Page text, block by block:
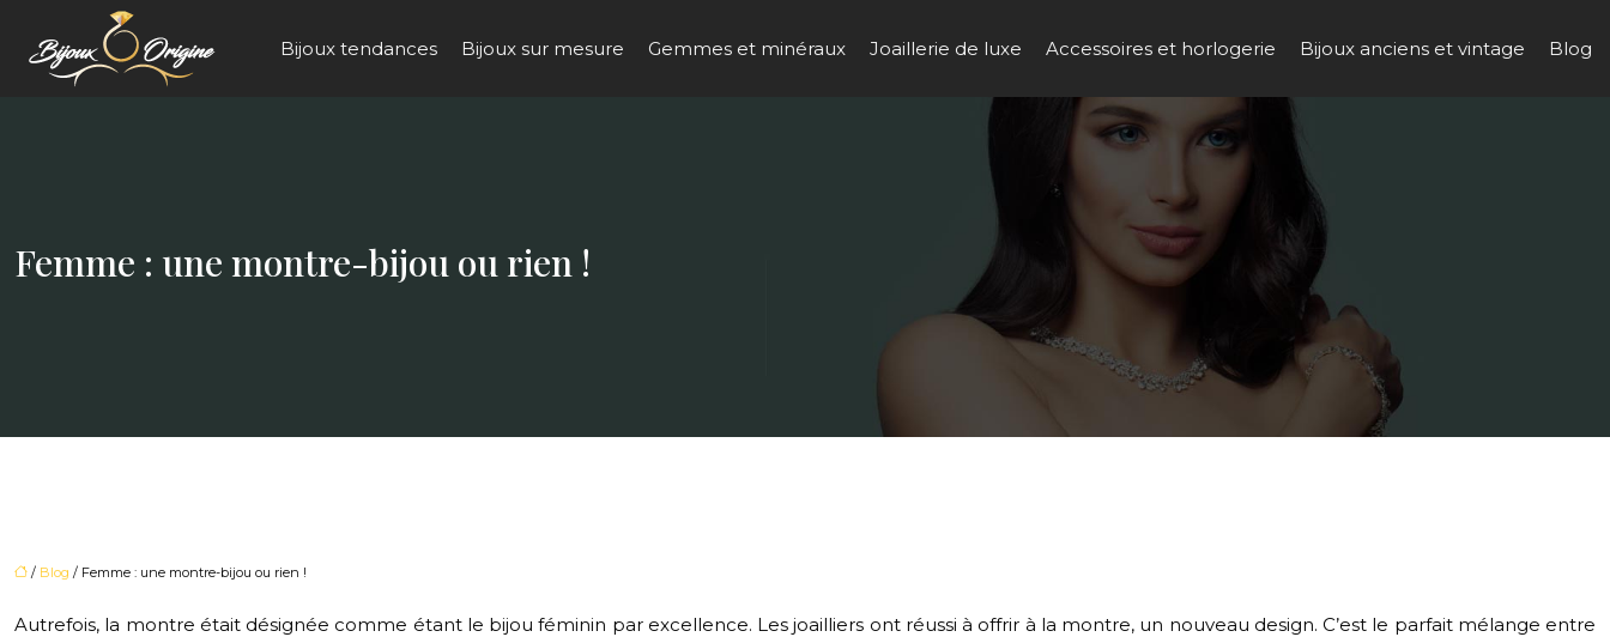
Bijoux tendances Bijoux sur mesure Gemmes et minéraux Joaillerie de luxe Accessoires et horlogerie Bijoux anciens et vintage Blog
Femme : une montre-bijou ou rien !
/ Blog / Femme : une montre-bijou ou rien !
Autrefois, la montre était désignée comme étant le bijou féminin par excellence. Les joailliers ont réussi à offrir à la montre, un nouveau design. C’est le parfait mélange entre